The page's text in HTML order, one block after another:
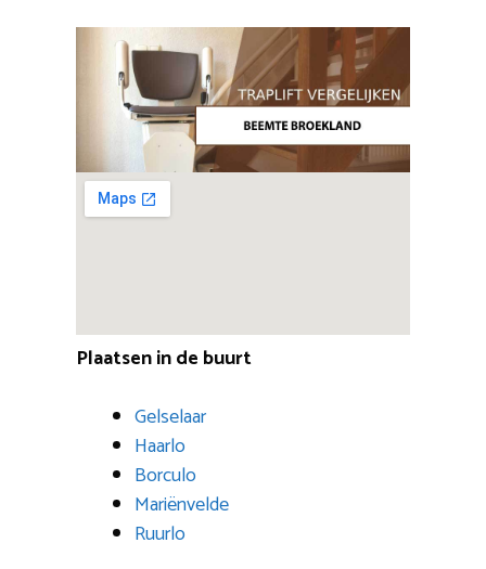
Plaatsen in de buurt
Gelselaar
Haarlo
Borculo
Mariënvelde
Ruurlo